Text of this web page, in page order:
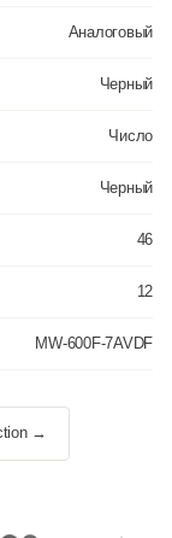
Аналоговый
Черный
Число
Черный
46
12
MW-600F-7AVDF
→